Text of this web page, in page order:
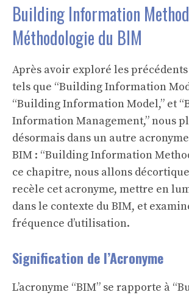
Building Information
Méthodologie du BIM
Après avoir exploré les
tels que “Building Information
“Building Information Model,” et
Information Management,” nous
désormais dans un autre
BIM : “Building Information
ce chapitre, nous allons
recèle cet acronyme, mettre en
dans le contexte du BIM, et
fréquence d’utilisation.
Signification de l’Acronyme
L’acronyme “BIM” se rapporte à